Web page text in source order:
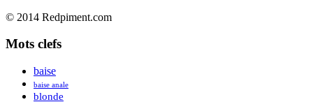
© 2014 Redpiment.com
Mots clefs
baise
baise anale
blonde